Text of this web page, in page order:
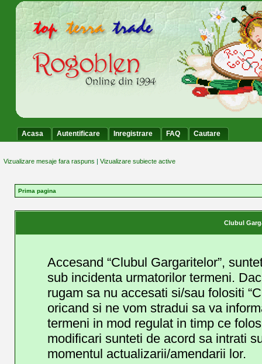
Acasa Autentificare Inregistrare FAQ Cautare
Vizualizare mesaje fara raspuns | Vizualizare subiecte active
Prima pagina
Clubul
Accesand “Clubul Gargaritelor”,
sub incidenta urmatorilor termeni.
rugam sa nu accesati si/sau folositi
oricand si ne vom stradui sa va
termeni in mod regulat in timp ce
modificari sunteti de acord sa intrati
momentul actualizarii/amendarii lor.